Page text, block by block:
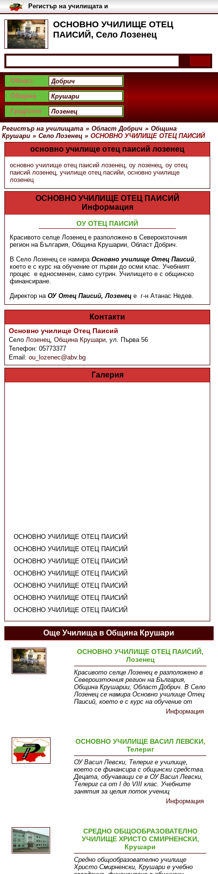
ОСНОВНО УЧИЛИЩЕ ОТЕЦ
ПАИСИЙ, Село Лозенец
Регистър на училищата и
университетите в България
Област
Община
Град/село
Регистър на училищата » Област Добрич » Община
Крушари » Село Лозенец » ОСНОВНО УЧИЛИЩЕ ОТЕЦ ПАИСИЙ
основно училище отец паисий лозенец
основно училище отец паисий лозенец, оу лозенец, оу отец
паисий лозенец, училище отец пасийи, основно училище
лозенец
ОСНОВНО УЧИЛИЩЕ ОТЕЦ ПАИСИЙ
Информация
ОУ ОТЕЦ ПАИСИЙ
Красивото селце Лозенец е разположено в Североизточния
регион на България, Община Крушарии, Област Добрич.
В Село Лозенец се намираОсновно училище Отец Паисий,
което е с курс на обучение от първи до осми клас. Учебният
процес е едносменен, само сутрин. Училището е с общинско
финансиране.
Директор на ОУ Отец Паисий, Лозенеце г-н Атанас Недев.
Контакти
Основно училище Отец Паисий
СелоЛозенец,Община Крушари,ул. Първа 56
Телефон:05773377
Email:ou_lozenec@abv.bg
Галерия
ОСНОВНО УЧИЛИЩЕ ОТЕЦ ПАИСИЙ
ОСНОВНО УЧИЛИЩЕ ОТЕЦ ПАИСИЙ
ОСНОВНО УЧИЛИЩЕ ОТЕЦ ПАИСИЙ
ОСНОВНО УЧИЛИЩЕ ОТЕЦ ПАИСИЙ
ОСНОВНО УЧИЛИЩЕ ОТЕЦ ПАИСИЙ
ОСНОВНО УЧИЛИЩЕ ОТЕЦ ПАИСИЙ
ОСНОВНО УЧИЛИЩЕ ОТЕЦ ПАИСИЙ
Още Училища в Община Крушари
ОСНОВНО УЧИЛИЩЕ ОТЕЦ ПАИСИЙ,
Лозенец
Красивото селце Лозенец е разположено в
Североизточния регион на България,
Община Крушарии, Област Добрич. В Село
Лозенец се намира Основно училище Отец
Паисий, което е с курс на обучение от
Информация
ОСНОВНО УЧИЛИЩЕ ВАСИЛ ЛЕВСКИ,
Телериг
ОУ Васил Левски, Телериг е училище,
което се финансира с общински средства.
Децата, обучаващи се в ОУ Васил Левски,
Телериг са от I до VIII клас. Учебните
занятия за целия поток учениц
Информация
СРЕДНО ОБЩООБРАЗОВАТЕЛНО
УЧИЛИЩЕ ХРИСТО СМИРНЕНСКИ,
Крушари
Средно общообразователно училище
Христо Смирненски, Крушари е учебно